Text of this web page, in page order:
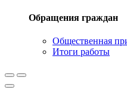
Обращения граждан
Общественная
Итоги работы